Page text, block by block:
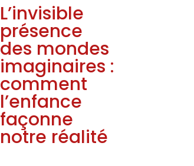
L’invisible
présence
des mondes
imaginaires :
comment
l’enfance
façonne
notre réalité